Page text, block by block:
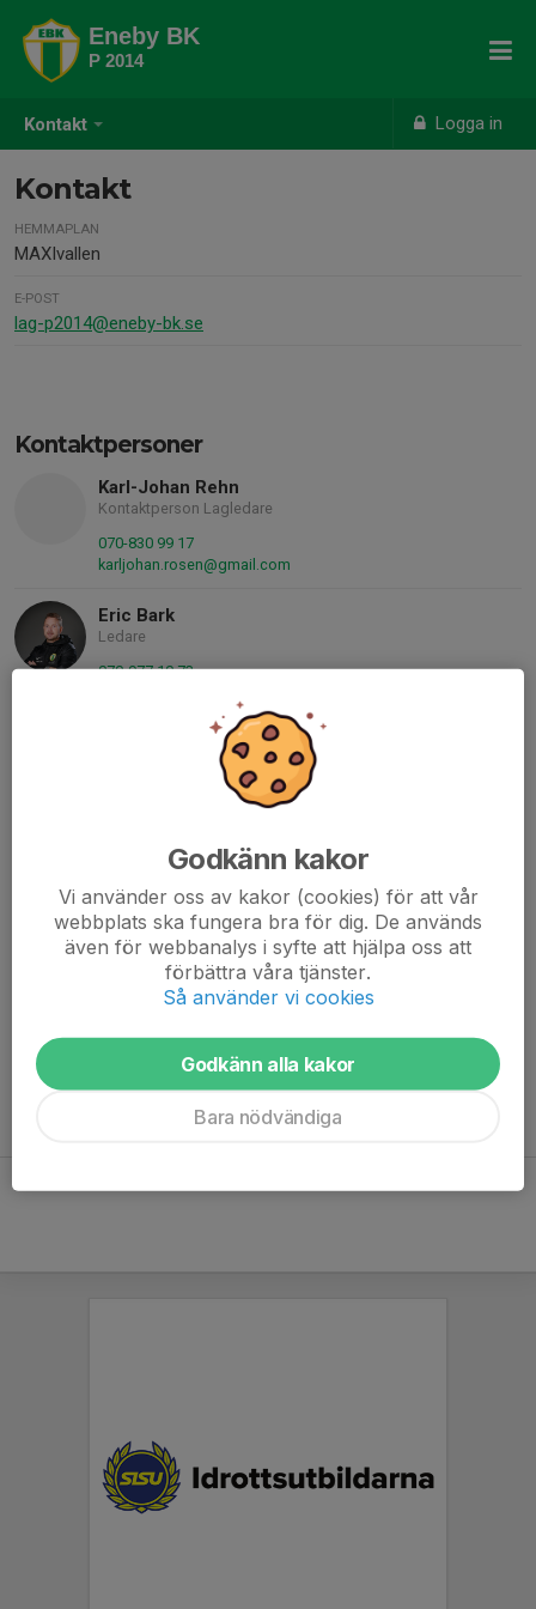
Kontakt Logga in
Eneby BK
P 2014
Kontakt
HEMMAPLAN
MAXIvallen
E-POST
lag-p2014@eneby-bk.se
Kontaktpersoner
Karl-Johan Rehn
Kontaktperson Lagledare
070-830 99 17
karljohan.rosen@gmail.com
Eric Bark
Ledare
070-977 10 73
Alexander Alenius
Matilda Salokannel
Ledare
070-771 25 18
bjork.matilda@gmail.com
Johan Nyberg
070-374 36 38
cjohan.nyberg@hotmail.com
Godkänn kakor
Vi använder oss av kakor (cookies) för att vår
webbplats ska fungera bra för dig. De används
även för webbanalys i syfte att hjälpa oss att
förbättra våra tjänster.
Så använder vi cookies
Godkänn alla kakor
Bara nödvändiga